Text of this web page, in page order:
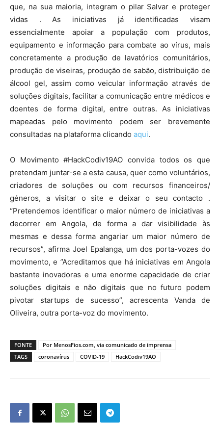
que, na sua maioria, integram o pilar Salvar e proteger
vidas . As iniciativas já identificadas visam
essencialmente apoiar a população com produtos,
equipamento e informação para combate ao vírus, mais
concretamente a produção de lavatórios comunitários,
produção de viseiras, produção de sabão, distribuição de
álcool gel, assim como veicular informação através de
soluções digitais, facilitar a comunicação entre médicos e
doentes de forma digital, entre outras. As iniciativas
mapeadas pelo movimento podem ser brevemente
consultadas na plataforma clicando aqui.
O Movimento #HackCodiv19AO convida todos os que
pretendam juntar-se a esta causa, quer como voluntários,
criadores de soluções ou com recursos financeiros/
géneros, a visitar o site e deixar o seu contacto .
“Pretendemos identificar o maior número de iniciativas a
decorrer em Angola, de forma a dar visibilidade às
mesmas e dessa forma angariar um maior número de
recursos”, afirma Joel Epalanga, um dos porta-vozes do
movimento, e ”Acreditamos que há iniciativas em Angola
bastante inovadoras e uma enorme capacidade de criar
soluções digitais e não digitais que no futuro podem
pivotar startups de sucesso”, acrescenta Vanda de
Oliveira, outra porta-voz do movimento.
FONTE
Por MenosFios.com, via comunicado de imprensa
TAGS
coronavírus COVID-19 HackCodiv19AO